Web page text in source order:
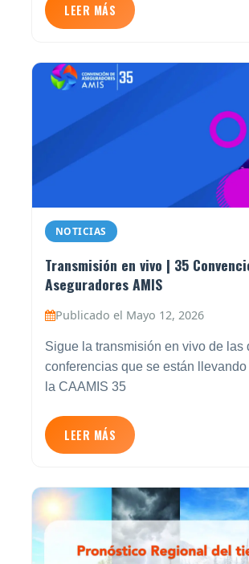
LEER MÁS
NOTICIAS
Transmisión en vivo | 35
Aseguradores AMIS
Publicado el Mayo 12, 2026
Sigue la transmisión en vivo de las
conferencias que se están llevando
la CAAMIS 35
LEER MÁS